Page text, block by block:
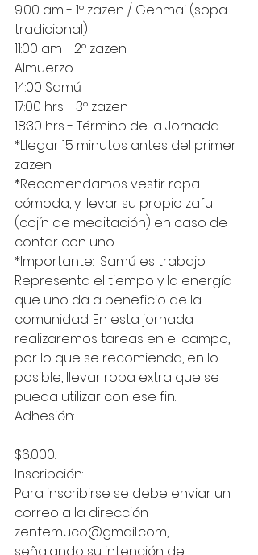
9:00 am - 1º zazen / Genmai (sopa
tradicional)
11:00 am - 2º zazen
Almuerzo
14:00 Samú
17:00 hrs - 3º zazen
18:30 hrs - Término de la Jornada
*Llegar 15 minutos antes del primer
zazen.
*Recomendamos vestir ropa
cómoda, y llevar su propio zafu
(cojín de meditación) en caso de
contar con uno.
*Importante:  Samú es trabajo.
Representa el tiempo y la energía
que uno da a beneficio de la
comunidad. En esta jornada
realizaremos tareas en el campo,
por lo que se recomienda, en lo
posible, llevar ropa extra que se
pueda utilizar con ese fin.
Adhesión:
$6.000.
Inscripción:
Para inscribirse se debe enviar un
correo a la dirección
zentemuco@gmail.com,